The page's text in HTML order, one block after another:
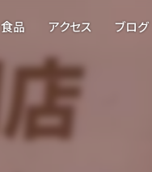
食品 アクセス ブログ